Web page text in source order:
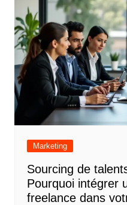
Marketing
Sourcing de
Pourquoi intégrer
freelance dans